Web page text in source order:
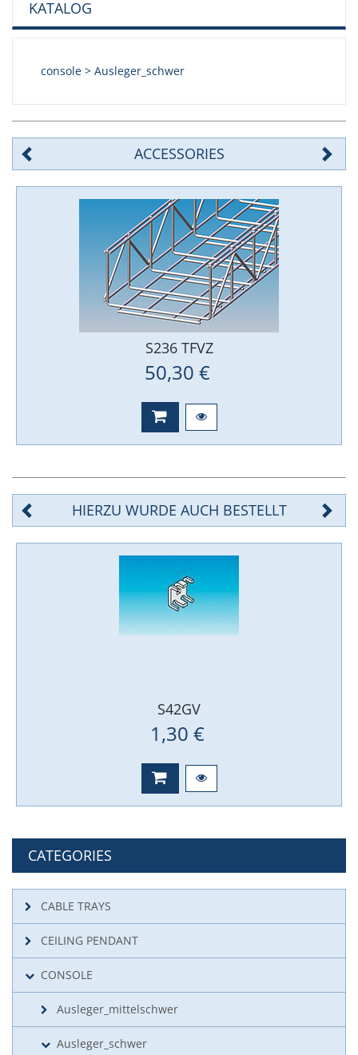
KATALOG
console > Ausleger_schwer
ACCESSORIES
S236 TFVZ
50,30 €
HIERZU WURDE AUCH BESTELLT
S42GV
1,30 €
CATEGORIES
CABLE TRAYS
CEILING PENDANT
CONSOLE
Ausleger_mittelschwer
Ausleger_schwer